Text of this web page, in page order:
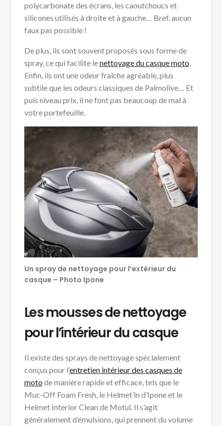
polycarbonate des écrans, les caoutchoucs et
silicones utilisés à droite et à gauche… Bref, aucun
faux pas possible !
De plus, ils sont souvent proposés sous forme de
spray, ce qui facilite lenettoyage du casque moto.
Enfin, ils ont une odeur fraîche agréable, plus
subtile que les odeurs classiques de Palmolive… Et
puis niveau prix, il ne font pas beaucoup de mal à
votre portefeuille.
Un spray de nettoyage pour l’extérieur du
casque – Photo Ipone
Les mousses de nettoyage
pour l’intérieur du casque
Il existe des sprays de nettoyage spécialement
conçus pour l’entretien intérieur des casques de
moto de manière rapide et efficace, tels que le
Muc-Off Foam Fresh, le Helmet’in d’Ipone et le
Helmet Interior Clean de Motul. Il s’agit
généralement d’émulsions, qui prennent du volume